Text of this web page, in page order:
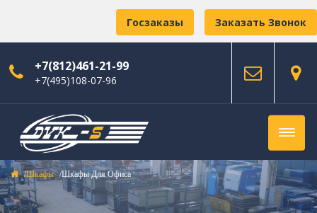
Заказать Звонок
Госзаказы
+7(812)461-21-99
+7(495)108-07-96
Шкафы Шкафы Для Офиса